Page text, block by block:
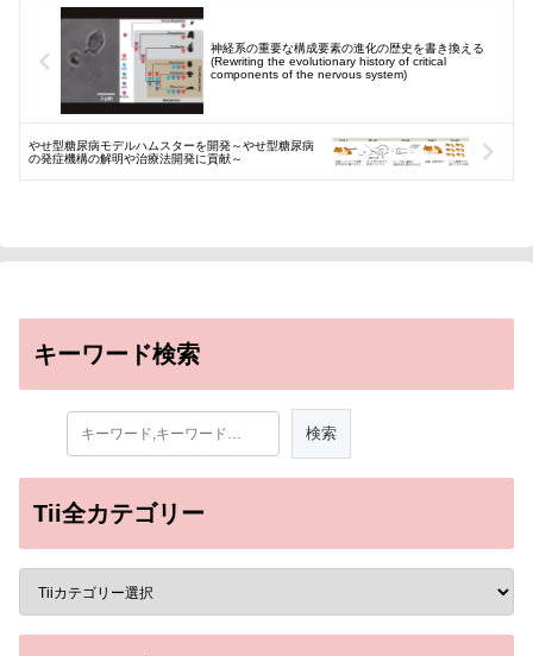
神経系の重要な構成要素の進化の歴史を書き換える
(Rewriting the evolutionary history of critical
components of the nervous system)
やせ型糖尿病モデルハムスターを開発～やせ型糖尿病
の発症機構の解明や治療法開発に貢献～
キーワード検索
Tii全カテゴリー